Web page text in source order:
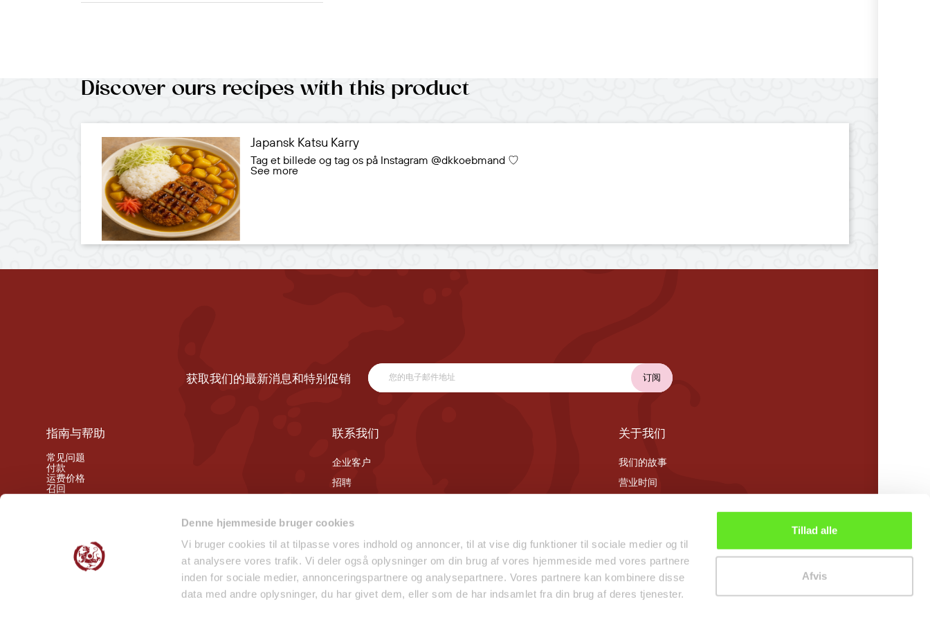
Denne hjemmeside bruger cookies
Vi bruger cookies til at tilpasse vores indhold og annoncer, til at vise dig funktioner til sociale medier og til
at analysere vores trafik. Vi deler også oplysninger om din brug af vores hjemmeside med vores partnere
inden for sociale medier, annonceringspartnere og analysepartnere. Vores partnere kan kombinere disse
data med andre oplysninger, du har givet dem, eller som de har indsamlet fra din brug af deres tjenester.
Tillad alle
Afvis
Discover ours recipes with this product
Japansk Katsu Karry
Tag et billede og tag os på Instagram @dkkoebmand ♡
See more
获取我们的最新消息和特别促销
指南与帮助
常见问题
付款
运费价格
召回
联系我们
企业客户
招聘
关于我们
我们的故事
营业时间
微笑检查报告 - 门店